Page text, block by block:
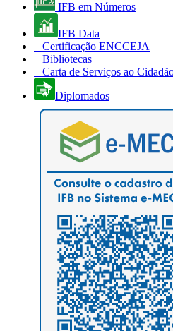
IFB em Números
IFB Data
Certificação ENCCEJA
Bibliotecas
Carta de Serviços ao
Diplomados